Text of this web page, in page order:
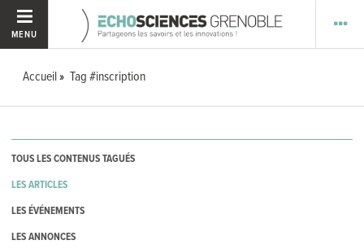
MENU
Accueil Tag #inscription
TOUS LES CONTENUS TAGUÉS
LES ARTICLES
LES ÉVÉNEMENTS
LES ANNONCES